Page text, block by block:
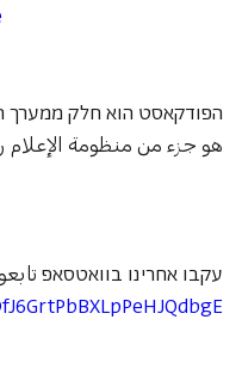
הפודקאסט הוא חלק ממערך
هو جزء من منظومة الإعلام
עקבו אחרינו בוואטסאפ